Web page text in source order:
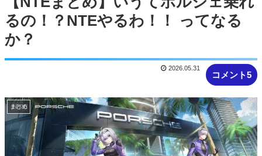
るの！？NTEやるわ！！ ってなる
か？
コメント5
2026.05.31
まとめ